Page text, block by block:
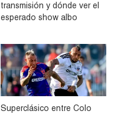
transmisión y dónde ver el
esperado show albo
Superclásico entre Colo